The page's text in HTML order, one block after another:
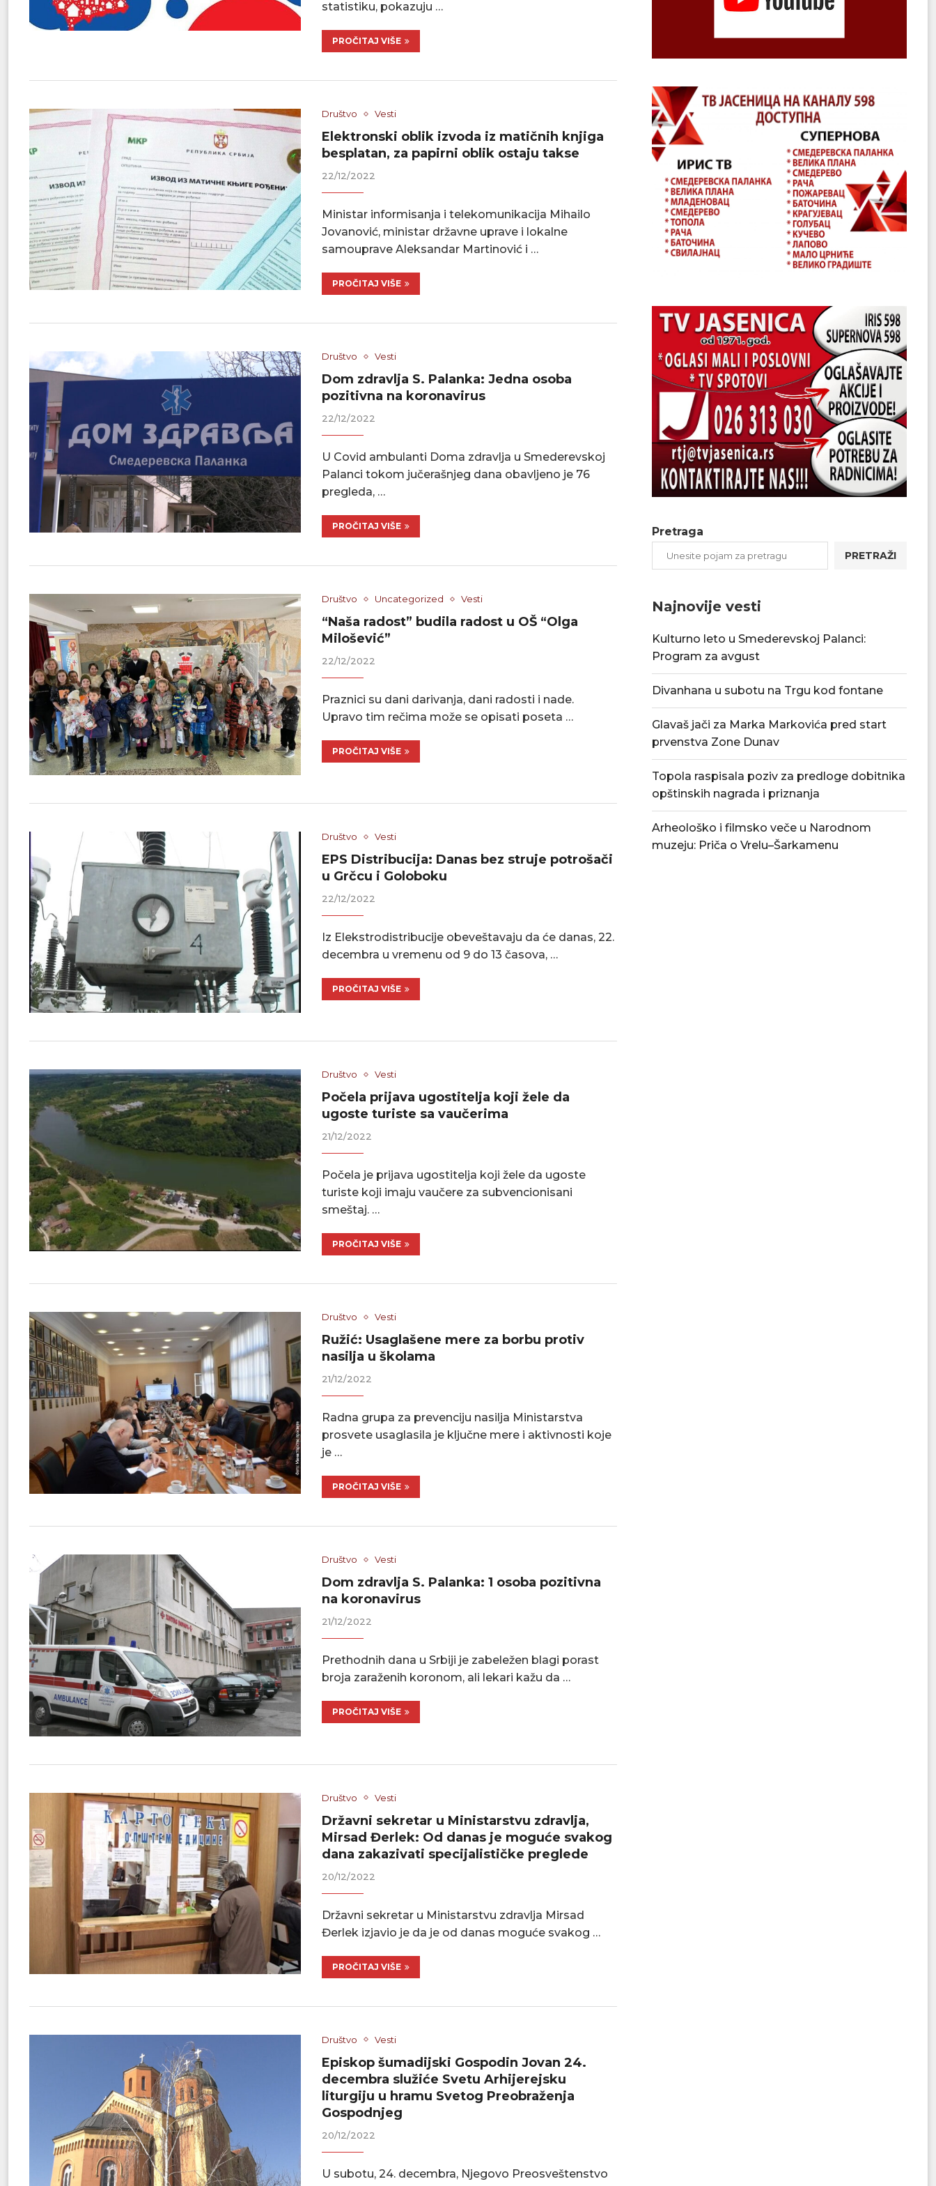
statistiku, pokazuju …
PROČITAJ VIŠE
Društvo Vesti
Elektronski oblik izvoda iz matičnih knjiga
besplatan, za papirni oblik ostaju takse
22/12/2022
Ministar informisanja i telekomunikacija Mihailo
Jovanović, ministar državne uprave i lokalne
samouprave Aleksandar Martinović i …
PROČITAJ VIŠE
Društvo Vesti
Dom zdravlja S. Palanka: Jedna osoba
pozitivna na koronavirus
22/12/2022
U Covid ambulanti Doma zdravlja u Smederevskoj
Palanci tokom jučerašnjeg dana obavljeno je 76
pregleda, …
PROČITAJ VIŠE
Društvo Uncategorized Vesti
“Naša radost” budila radost u OŠ “Olga
Milošević”
22/12/2022
Praznici su dani darivanja, dani radosti i nade.
Upravo tim rečima može se opisati poseta …
PROČITAJ VIŠE
Društvo Vesti
EPS Distribucija: Danas bez struje potrošači
u Grčcu i Goloboku
22/12/2022
Iz Elekstrodistribucije obeveštavaju da će danas, 22.
decembra u vremenu od 9 do 13 časova, …
PROČITAJ VIŠE
Društvo Vesti
Počela prijava ugostitelja koji žele da
ugoste turiste sa vaučerima
21/12/2022
Počela je prijava ugostitelja koji žele da ugoste
turiste koji imaju vaučere za subvencionisani
smeštaj. …
PROČITAJ VIŠE
Društvo Vesti
Ružić: Usaglašene mere za borbu protiv
nasilja u školama
21/12/2022
Radna grupa za prevenciju nasilja Ministarstva
prosvete usaglasila je ključne mere i aktivnosti koje
je …
PROČITAJ VIŠE
Društvo Vesti
Dom zdravlja S. Palanka: 1 osoba pozitivna
na koronavirus
21/12/2022
Prethodnih dana u Srbiji je zabeležen blagi porast
broja zaraženih koronom, ali lekari kažu da …
PROČITAJ VIŠE
Društvo Vesti
Državni sekretar u Ministarstvu zdravlja,
Mirsad Đerlek: Od danas je moguće svakog
dana zakazivati specijalističke preglede
20/12/2022
Državni sekretar u Ministarstvu zdravlja Mirsad
Đerlek izjavio je da je od danas moguće svakog …
PROČITAJ VIŠE
Društvo Vesti
Episkop šumadijski Gospodin Jovan 24.
decembra služiće Svetu Arhijerejsku
liturgiju u hramu Svetog Preobraženja
Gospodnjeg
20/12/2022
U subotu, 24. decembra, Njegovo Preosveštenstvo
Pretraga
PRETRAŽI
Najnovije vesti
Kulturno leto u Smederevskoj Palanci:
Program za avgust
Divanhana u subotu na Trgu kod fontane
Glavaš jači za Marka Markovića pred start
prvenstva Zone Dunav
Topola raspisala poziv za predloge dobitnika
opštinskih nagrada i priznanja
Arheološko i filmsko veče u Narodnom
muzeju: Priča o Vrelu–Šarkamenu